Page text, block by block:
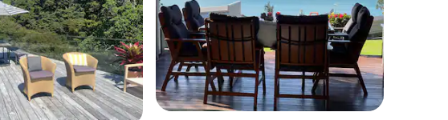
de 114 commentaires : 4,85 sur 5